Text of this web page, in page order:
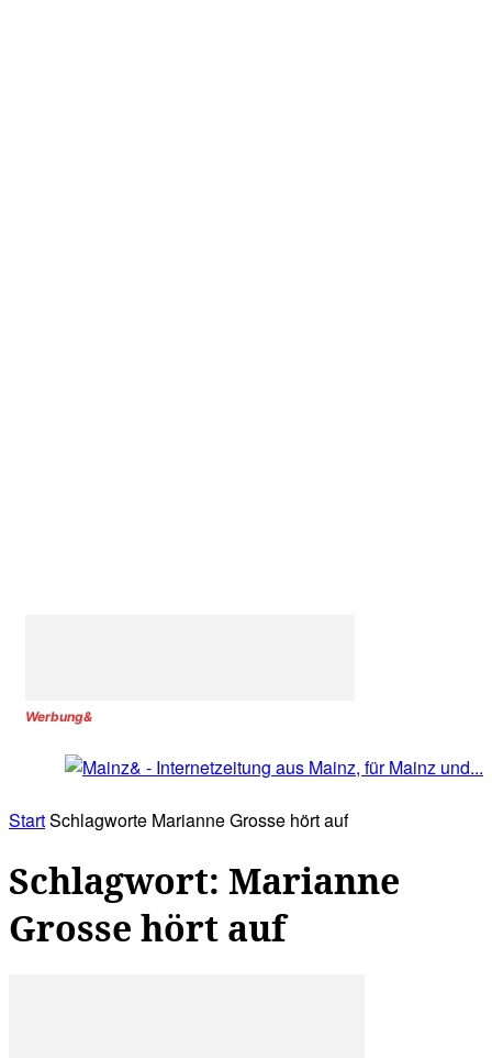
Werbung&
StartSchlagworte Marianne Grosse hört auf
Schlagwort: Marianne
Grosse hört auf